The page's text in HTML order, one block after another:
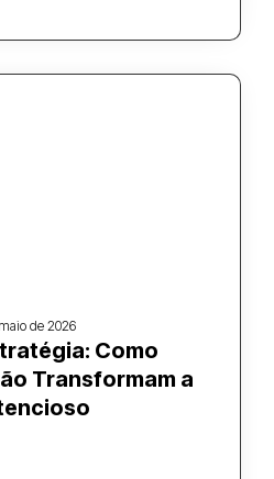
de 2026
Como
Transformam a